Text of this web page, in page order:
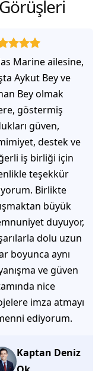
Marine ile
gerçekten
üretmeye
olduğunu
fark
hızlı ve
çözümler
çalışıyorlar.
ön
tutan
ilgili
ve
hizmet
sayesinde
bir ekip